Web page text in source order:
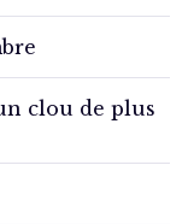
clou de plus